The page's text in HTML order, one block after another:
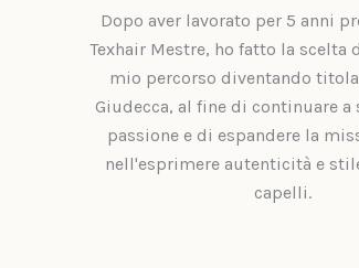
Dopo aver lavorato per 5 anni
Texhair Mestre, ho fatto la scelta
mio percorso diventando
Giudecca, al fine di continuare a
passione e di espandere la
nell'esprimere autenticità e
capelli.